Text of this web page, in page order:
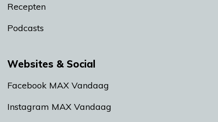
Recepten
Podcasts
Websites & Social
Facebook MAX Vandaag
Instagram MAX Vandaag